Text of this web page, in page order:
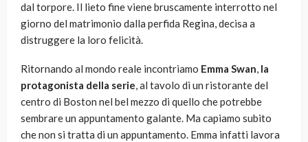
dal torpore. Il lieto fine viene bruscamente interrotto nel
giorno del matrimonio dalla perfida Regina, decisa a
distruggere la loro felicità.
Ritornando al mondo reale incontriamo Emma Swan, la
protagonista della serie, al tavolo di un ristorante del
centro di Boston nel bel mezzo di quello che potrebbe
sembrare un appuntamento galante. Ma capiamo subito
che non si tratta di un appuntamento. Emma infatti lavora